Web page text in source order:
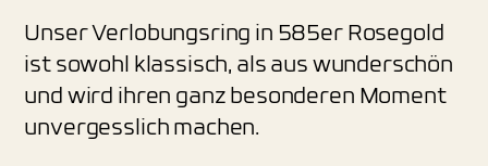
Unser Verlobungsring in 585er Rosegold
ist sowohl klassisch, als aus wunderschön
und wird ihren ganz besonderen Moment
unvergesslich machen.